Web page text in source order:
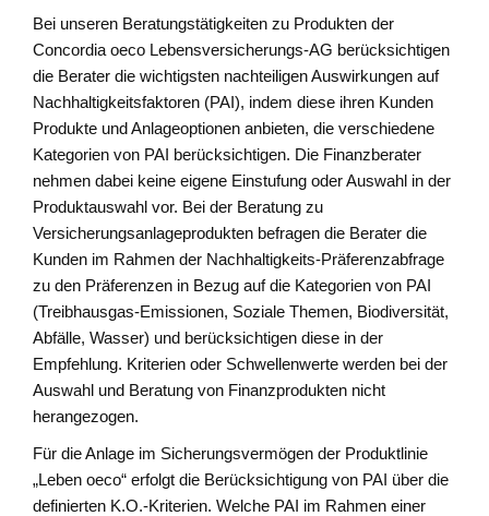
Bei unseren Beratungstätigkeiten zu Produkten der
Concordia oeco Lebensversicherungs-AG berücksichtigen
die Berater die wichtigsten nachteiligen Auswirkungen auf
Nachhaltigkeitsfaktoren (PAI), indem diese ihren Kunden
Produkte und Anlageoptionen anbieten, die verschiedene
Kategorien von PAI berücksichtigen. Die Finanzberater
nehmen dabei keine eigene Einstufung oder Auswahl in der
Produktauswahl vor. Bei der Beratung zu
Versicherungsanlageprodukten befragen die Berater die
Kunden im Rahmen der Nachhaltigkeits-Präferenzabfrage
zu den Präferenzen in Bezug auf die Kategorien von PAI
(Treibhausgas-Emissionen, Soziale Themen, Biodiversität,
Abfälle, Wasser) und berücksichtigen diese in der
Empfehlung. Kriterien oder Schwellenwerte werden bei der
Auswahl und Beratung von Finanzprodukten nicht
herangezogen.
Für die Anlage im Sicherungsvermögen der Produktlinie
„Leben oeco“ erfolgt die Berücksichtigung von PAI über die
definierten K.O.-Kriterien. Welche PAI im Rahmen einer